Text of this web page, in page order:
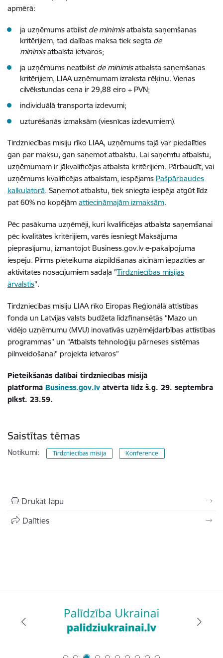
apmērā:
ja uzņēmums atbilst de minimisatbalsta saņemšanas
kritērijiem, tad dalības maksa tiek segta de
minimisatbalsta ietvaros;
ja uzņēmums neatbilst de minimisatbalsta saņemšanas
kritērijiem, LIAA uzņēmumam izraksta rēķinu. Vienas
cilvēkstundas cena ir 29,88 eiro + PVN;
individuālā transporta izdevumi;
uzturēšanās izmaksām (viesnīcas izdevumiem).
Tirdzniecības misiju rīko LIAA, uzņēmums tajā var piedalīties
gan par maksu, gan saņemot atbalstu. Lai saņemtu atbalstu,
uzņēmumam ir jākvalificējas atbalsta kritērijiem. Pārbaudīt, vai
uzņēmums kvalificējas atbalstam, iespējams Pašpārbaudes
kalkulatorā. Saņemot atbalstu, tiek sniegta iespēja atgūt līdz
pat 60% no kopējām attiecināmajām izmaksām.
Pēc pasākuma uzņēmēji, kuri kvalificējas atbalsta saņemšanai
pēc kvalitātes kritērijiem, varēs iesniegt Maksājuma
pieprasījumu, izmantojot Business.gov.lv e-pakalpojuma
iespēju. Pirms pieteikuma aizpildīšanas aicinām iepazīties ar
aktivitātes nosacījumiem sadaļā "Tirdzniecības misijas
ārvalstīs".
Tirdzniecības misiju LIAA rīko Eiropas Reģionālā attīstības
fonda un Latvijas valsts budžeta līdzfinansētās “Mazo un
vidējo uzņēmumu (MVU) inovatīvās uzņēmējdarbības attīstības
programmas” un “Atbalsts tehnoloģiju pārneses sistēmas
pilnveidošanai” projekta ietvaros”
Pieteikšanās dalībai tirdzniecības misijā
platformā Business.gov.lv atvērta līdz š.g. 29. septembra
plkst. 23.59.
Saistītas tēmas
Notikumi: Tirdzniecības misija Konference
Drukāt lapu
Dalīties